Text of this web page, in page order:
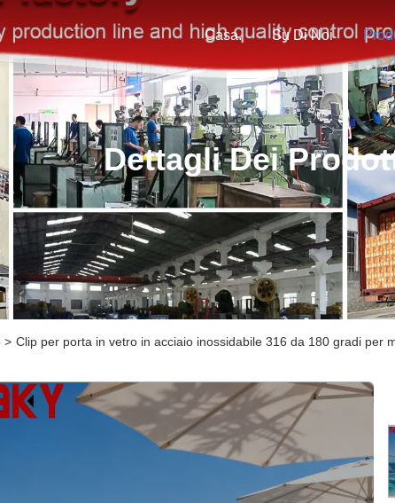
Casa. Su Di Noi
Dettagli Dei
> Clip per porta in vetro in acciaio inossidabile 316 da 180 gradi per